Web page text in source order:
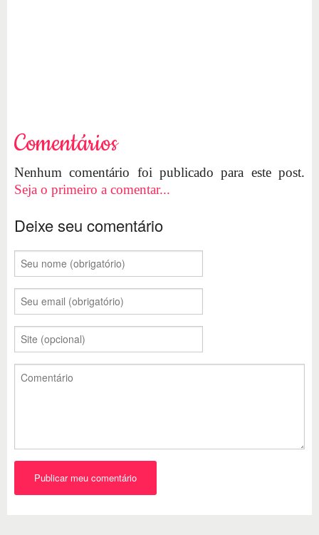
Comentários
Nenhum comentário foi publicado para este post.
Seja o primeiro a comentar...
Deixe seu comentário